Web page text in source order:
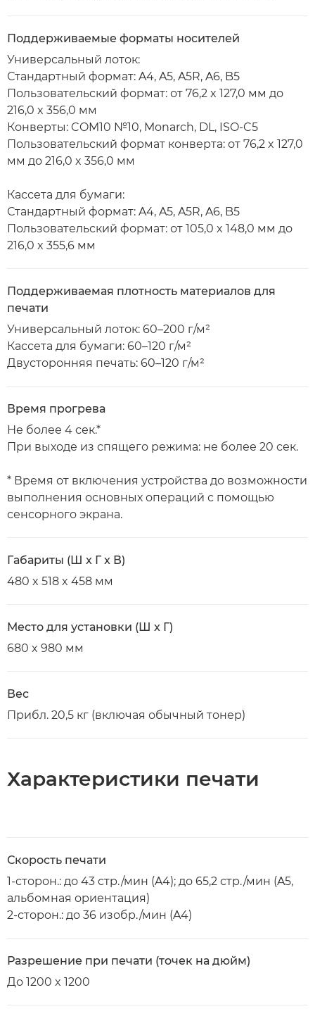
Поддерживаемые форматы носителей
Универсальный лоток:
Стандартный формат: A4, A5, A5R, A6, B5
Пользовательский формат: от 76,2 x 127,0 мм до
216,0 x 356,0 мм
Конверты: COM10 №10, Monarch, DL, ISO-C5
Пользовательский формат конверта: от 76,2 x 127,0
мм до 216,0 x 356,0 мм
Кассета для бумаги:
Стандартный формат: A4, A5, A5R, A6, B5
Пользовательский формат: от 105,0 x 148,0 мм до
216,0 x 355,6 мм
Поддерживаемая плотность материалов для
печати
Универсальный лоток: 60–200 г/м²
Кассета для бумаги: 60–120 г/м²
Двусторонняя печать: 60–120 г/м²
Время прогрева
Не более 4 сек.*
При выходе из спящего режима: не более 20 сек.
* Время от включения устройства до возможности
выполнения основных операций с помощью
сенсорного экрана.
Габариты (Ш x Г x В)
480 x 518 x 458 мм
Место для установки (Ш x Г)
680 x 980 мм
Вес
Прибл. 20,5 кг (включая обычный тонер)
Характеристики печати
Скорость печати
1-сторон.: до 43 стр./мин (A4); до 65,2 стр./мин (A5,
альбомная ориентация)
2-сторон.: до 36 изобр./мин (A4)
Разрешение при печати (точек на дюйм)
До 1200 x 1200